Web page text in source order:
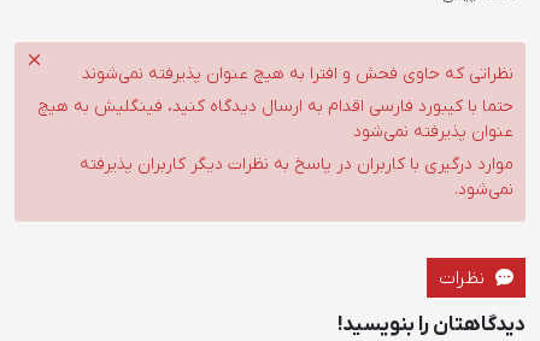
نظراتی که حاوی فحش و افترا به هیچ عنوان پذیرفته نمی‌شوند
حتما با کیبورد فارسی اقدام به ارسال دیدگاه کنید، فینگلیش به هیچ
عنوان پذیرفته نمی‌شود
موارد درگیری با کاربران در پاسخ به نظرات دیگر کاربران پذیرفته
نمی‌شود.
نظرات
دیدگاهتان را بنویسید!